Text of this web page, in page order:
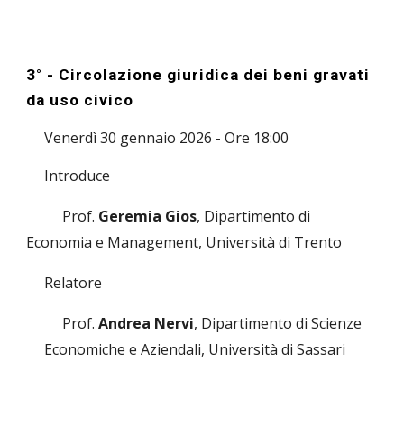
3° - Circolazione giuridica dei beni gravati
da uso civico
Venerdì 30 gennaio 2026 - Ore 18:00
Introduce
Prof. Geremia Gios, Dipartimento di
Economia e Management, Università di Trento
Relatore
Prof.Andrea Nervi, Dipartimento di Scienze
Economiche e Aziendali, Università di Sassari